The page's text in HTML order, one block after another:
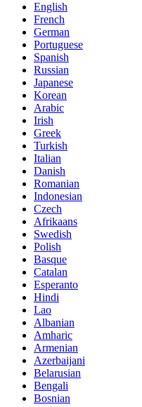
English
French
German
Portuguese
Spanish
Russian
Japanese
Korean
Arabic
Irish
Greek
Turkish
Italian
Danish
Romanian
Indonesian
Czech
Afrikaans
Swedish
Polish
Basque
Catalan
Esperanto
Hindi
Lao
Albanian
Amharic
Armenian
Azerbaijani
Belarusian
Bengali
Bosnian